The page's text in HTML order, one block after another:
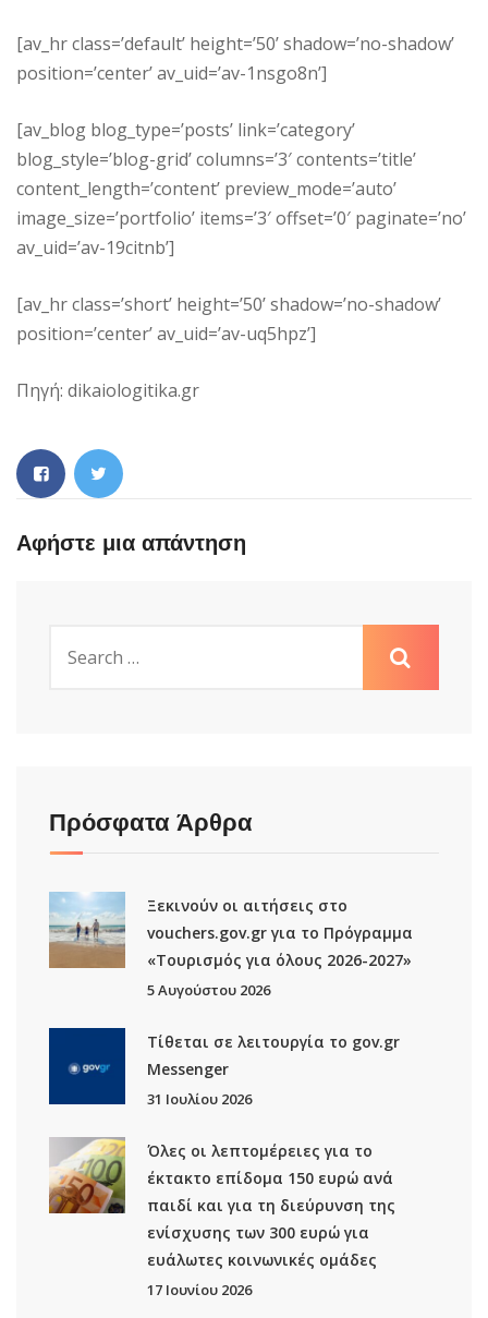
[av_hr class=’default’ height=’50’ shadow=’no-shadow’
position=’center’ av_uid=’av-1nsgo8n’]
[av_blog blog_type=’posts’ link=’category’
blog_style=’blog-grid’ columns=’3′ contents=’title’
content_length=’content’ preview_mode=’auto’
image_size=’portfolio’ items=’3′ offset=’0′ paginate=’no’
av_uid=’av-19citnb’]
[av_hr class=’short’ height=’50’ shadow=’no-shadow’
position=’center’ av_uid=’av-uq5hpz’]
Πηγή: dikaiologitika.gr
Αφήστε μια απάντηση
Πρόσφατα Άρθρα
Ξεκινούν οι αιτήσεις στο
vouchers.gov.gr για το Πρόγραμμα
«Τουρισμός για όλους 2026-2027»
5 Αυγούστου 2026
Τίθεται σε λειτουργία το gov.gr
Μessenger
31 Ιουλίου 2026
Όλες οι λεπτομέρειες για το
έκτακτο επίδομα 150 ευρώ ανά
παιδί και για τη διεύρυνση της
ενίσχυσης των 300 ευρώ για
ευάλωτες κοινωνικές ομάδες
17 Ιουνίου 2026